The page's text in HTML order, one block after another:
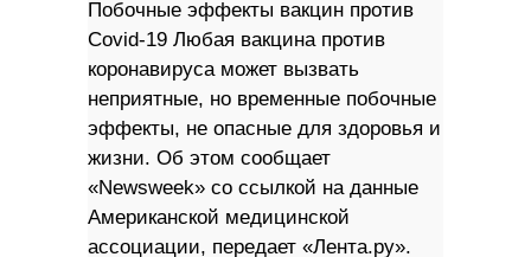
Побочные эффекты вакцин против
Covid-19 Любая вакцина против
коронавируса может вызвать
неприятные, но временные побочные
эффекты, не опасные для здоровья и
жизни. Об этом сообщает
«Newsweek» со ссылкой на данные
Американской медицинской
ассоциации, передает «Лента.ру».